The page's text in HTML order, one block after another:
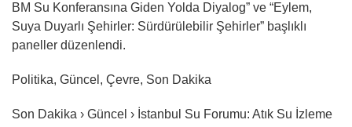
BM Su Konferansına Giden Yolda Diyalog” ve “Eylem,
Suya Duyarlı Şehirler: Sürdürülebilir Şehirler” başlıklı
paneller düzenlendi.
Politika, Güncel, Çevre, Son Dakika
Son Dakika › Güncel › İstanbul Su Forumu: Atık Su İzleme